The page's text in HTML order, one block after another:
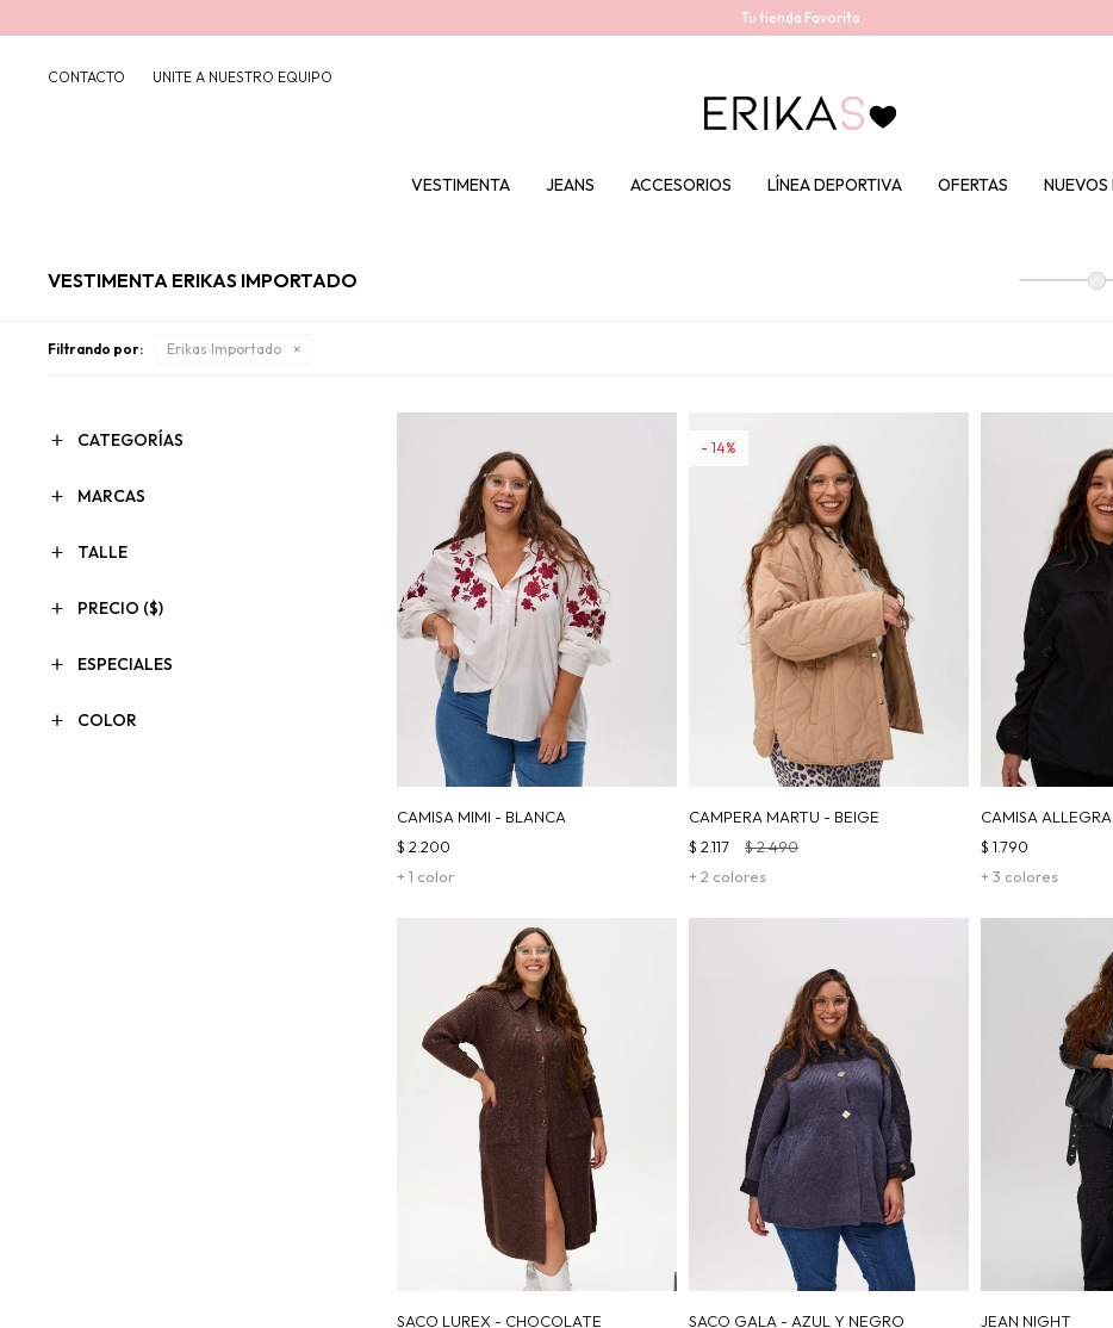
Tu tienda Favorita
VESTIMENTA JEANS ACCESORIOS LÍNEA DEPORTIVA OFERTAS NUEVOS
CONTACTO UNITE A NUESTRO EQUIPO
VESTIMENTA ERIKAS IMPORTADO
Filtrando por: Erikas Importado
CAMISA MIMI - BLANCA
+ 1 color
$ 2.200
CAMPERA MARTU - BEIGE
+ 2 colores
$ 2.117 $2.490
14
CAMISA
+ 3 colores
$ 1.790
SACO LUREX - CHOCOLATE SACO GALA - AZUL Y NEGRO
JEAN NIGHT
CATEGORÍAS
MARCAS
TALLE
PRECIO ($)
ESPECIALES
COLOR